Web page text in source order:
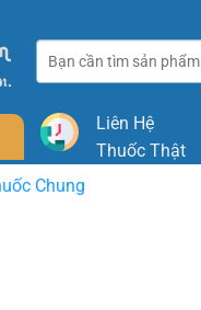
kiếm:
Liên Hệ
Thuốc Thật
Chung